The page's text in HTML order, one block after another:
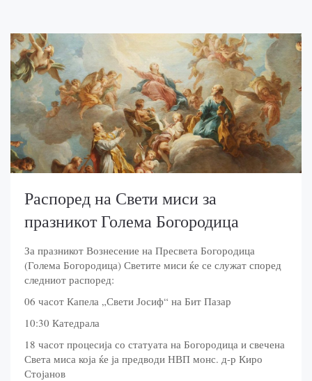
Распоред на Свети миси за
празникот Голема Богородица
За празникот Вознесение на Пресвета Богородица
(Голема Богородица) Светите миси ќе се служат според
следниот распоред:
06 часот Капела „Свети Јосиф“ на Бит Пазар
10:30 Катедрала
18 часот процесија со статуата на Богородица и свечена
Света миса која ќе ја предводи НВП монс. д-р Киро
Стојанов